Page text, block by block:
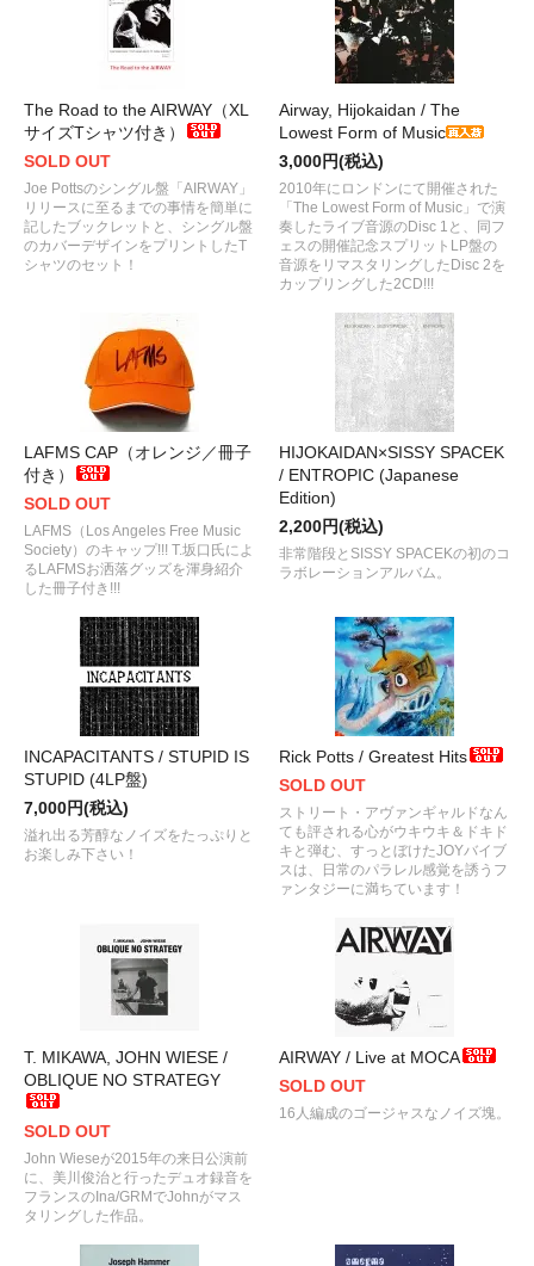
The Road to the AIRWAY（XL
サイズTシャツ付き）
SOLD OUT
Joe Pottsのシングル盤「AIRWAY」
リリースに至るまでの事情を簡単に
記したブックレットと、シングル盤
のカバーデザインをプリントしたT
シャツのセット！
Airway, Hijokaidan / The
Lowest Form of Music
3,000円(税込)
2010年にロンドンにて開催された
「The Lowest Form of Music」で演
奏したライブ音源のDisc 1と、同フ
ェスの開催記念スプリットLP盤の
音源をリマスタリングしたDisc 2を
カップリングした2CD!!!
LAFMS CAP（オレンジ／冊子
付き）
SOLD OUT
LAFMS（Los Angeles Free Music
Society）のキャップ!!! T.坂口氏によ
るLAFMSお洒落グッズを渾身紹介
した冊子付き!!!
HIJOKAIDAN×SISSY SPACEK
/ ENTROPIC (Japanese
Edition)
2,200円(税込)
非常階段とSISSY SPACEKの初のコ
ラボレーションアルバム。
INCAPACITANTS / STUPID IS
STUPID (4LP盤)
7,000円(税込)
溢れ出る芳醇なノイズをたっぷりと
お楽しみ下さい！
Rick Potts / Greatest Hits
SOLD OUT
ストリート・アヴァンギャルドなん
ても評される心がウキウキ＆ドキド
キと弾む、すっとぼけたJOYバイブ
スは、日常のパラレル感覚を誘うフ
ァンタジーに満ちています！
T. MIKAWA, JOHN WIESE /
OBLIQUE NO STRATEGY
SOLD OUT
John Wieseが2015年の来日公演前
に、美川俊治と行ったデュオ録音を
フランスのIna/GRMでJohnがマス
タリングした作品。
AIRWAY / Live at MOCA
SOLD OUT
16人編成のゴージャスなノイズ塊。